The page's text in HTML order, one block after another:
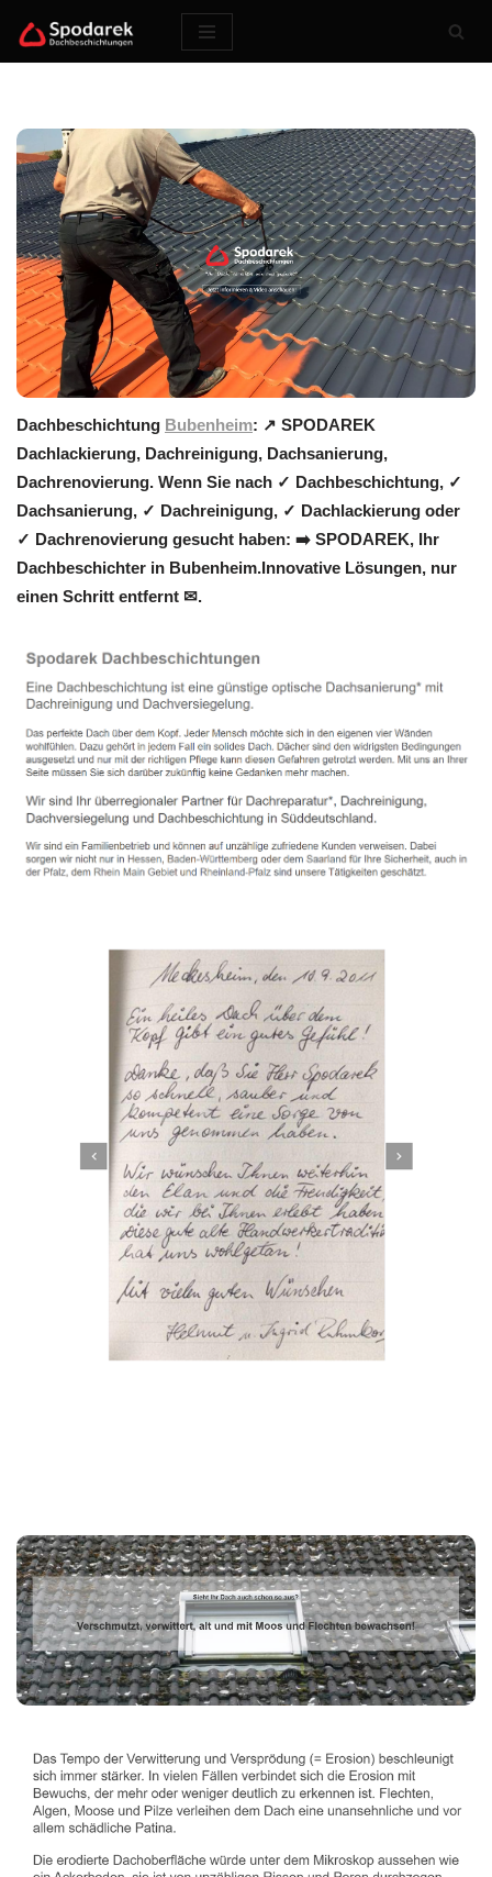
Zum
Dachbeschichtung Bubenheim: ↗️ SPODAREK
Dachlackierung, Dachreinigung, Dachsanierung,
Dachrenovierung. Wenn Sie nach ✓ Dachbeschichtung, ✓
Dachsanierung, ✓ Dachreinigung, ✓ Dachlackierung oder
✓ Dachrenovierung gesucht haben: ➡️ SPODAREK, Ihr
Dachbeschichter in Bubenheim.Innovative Lösungen, nur
einen Schritt entfernt ✉.